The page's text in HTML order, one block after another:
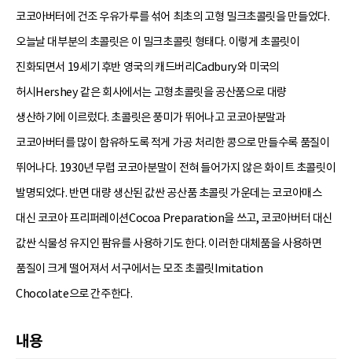
코코아버터에 건조 우유가루를 섞어 최초의 고형 밀크초콜릿을 만들었다.
오늘날 대부분의 초콜릿은 이 밀크초콜릿 형태다. 이렇게 초콜릿이
진화되면서 19세기 후반 영국의 캐드버리Cadbury와 미국의
허시Hershey 같은 회사에서는 고형초콜릿을 공산품으로 대량
생산하기에 이르렀다. 초콜릿은 풍미가 뛰어나고 코코아분말과
코코아버터를 많이 함유하도록 적게 가공 처리한 콩으로 만들수록 품질이
뛰어나다. 1930년 무렵 코코아분말이 전혀 들어가지 않은 화이트 초콜릿이
발명되었다. 반면 대량 생산된 값싼 공산품 초콜릿 가운데는 코코아매스
대신 코코아 프리퍼레이션Cocoa Preparation을 쓰고, 코코아버터 대신
값싼 식물성 유지인 팜유를 사용하기도 한다. 이러한 대체품을 사용하면
품질이 크게 떨어져서 서구에서는 모조 초콜릿Imitation
Chocolate으로 간주한다.
내용